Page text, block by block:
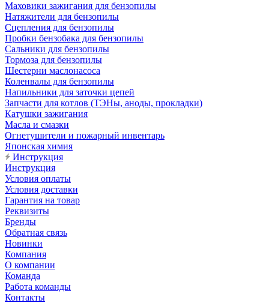
Маховики зажигания для бензопилы
Натяжители для бензопилы
Сцепления для бензопилы
Пробки бензобака для бензопилы
Сальники для бензопилы
Тормоза для бензопилы
Шестерни маслонасоса
Коленвалы для бензопилы
Напильники для заточки цепей
Запчасти для котлов (ТЭНы, аноды, прокладки)
Катушки зажигания
Масла и смазки
Огнетушители и пожарный инвентарь
Японская химия
Инструкция
Инструкция
Условия оплаты
Условия доставки
Гарантия на товар
Реквизиты
Бренды
Обратная связь
Новинки
Компания
О компании
Команда
Работа команды
Контакты